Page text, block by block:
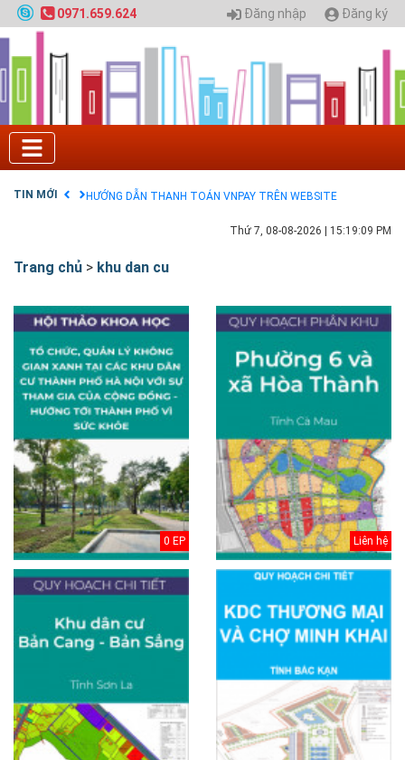
0971.659.624 Đăng nhập Đăng ký
TIN MỚI
Quy hoạch chung hệ thống đê điều thành phố Hà
Nội
GIAO LƯU TRỰC TUYẾN - TƯ VẤN TUYỂN SINH ĐẠI
HỌC CHÍNH QUY ĐẠI HỌC KIẾN TRÚC NĂM 2020 -
SỐ 02
Nạp EP vào tài khoản bằng thẻ cào điện thoại
Tuyển sinh 2025, Khoa kỹ thuật hạ tầng và môi
HƯỚNG DẪN THANH TOÁN VNPAY TRÊN WEBSITE
Thứ 7, 08-08-2026 15:19:10 PM
Trang chủ > khu dan cu
0 EP Liên hệ